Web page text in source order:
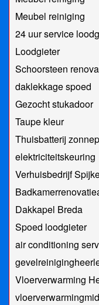
Meubel reiniging
24 uur service
Loodgieter
Schoorsteen
daklekkage spoed
Gezocht stukadoor
Taupe kleur
Thuisbatterij
elektriciteitskeuring
Verhuisbedrijf
Dakkapel Breda
Spoed loodgieter
air conditioning
Vloerverwarming